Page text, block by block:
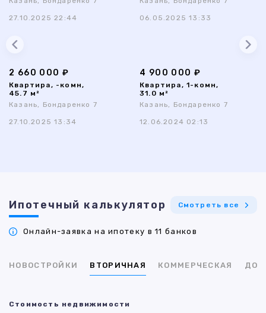
27.10.2025 22:44 06.05.2025 13:33
2 660 000 ₽
Квартира, -комн,
45.7 м²
Казань, Бондаренко 7
27.10.2025 13:34
4 900 000 ₽
Квартира, 1-комн,
31.0 м²
Казань, Бондаренко 7
12.06.2024 02:13
Ипотечный калькулятор Смотреть все
Онлайн-заявка на ипотеку в 11 банков
НОВОСТРОЙКИ ВТОРИЧНАЯ КОММЕРЧЕСКАЯ ДОМ
Стоимость недвижимости